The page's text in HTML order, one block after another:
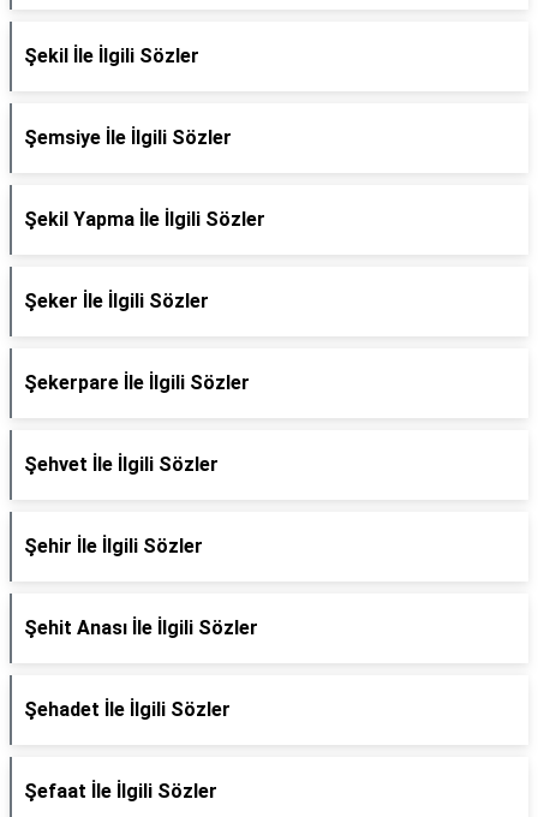
Şekil İle İlgili Sözler
Şemsiye İle İlgili Sözler
Şekil Yapma İle İlgili Sözler
Şeker İle İlgili Sözler
Şekerpare İle İlgili Sözler
Şehvet İle İlgili Sözler
Şehir İle İlgili Sözler
Şehit Anası İle İlgili Sözler
Şehadet İle İlgili Sözler
Şefaat İle İlgili Sözler